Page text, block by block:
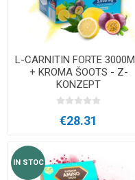
L-CARNITIN FORTE
+ KROMA ŠOOTS - Z-
KONZEPT
€28.31
IN STOC